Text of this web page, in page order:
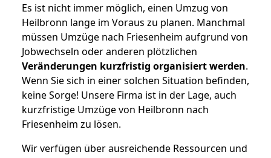
Es ist nicht immer möglich, einen Umzug von
Heilbronn lange im Voraus zu planen. Manchmal
müssen Umzüge nach Friesenheim aufgrund von
Jobwechseln oder anderen plötzlichen
Veränderungen kurzfristig organisiert werden.
Wenn Sie sich in einer solchen Situation befinden,
keine Sorge! Unsere Firma ist in der Lage, auch
kurzfristige Umzüge von Heilbronn nach
Friesenheim zu lösen.
Wir verfügen über ausreichende Ressourcen und